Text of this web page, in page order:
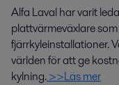
Alfa Laval har varit
plattvärmeväxlare
fjärrkyleinstallationer.
världen för att ge
kylning.>>Läs mer